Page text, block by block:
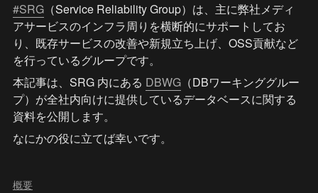
#SRG （Service Reliability Group）は、主に弊社メディ
アサービスのインフラ周りを横断的にサポートしてお
り、既存サービスの改善や新規立ち上げ、OSS貢献など
を行っているグループです。
本記事は、SRG 内にある DBWG （DBワーキンググルー
プ）が全社内向けに提供しているデータベースに関する
資料を公開します。
なにかの役に立てば幸いです。
概要